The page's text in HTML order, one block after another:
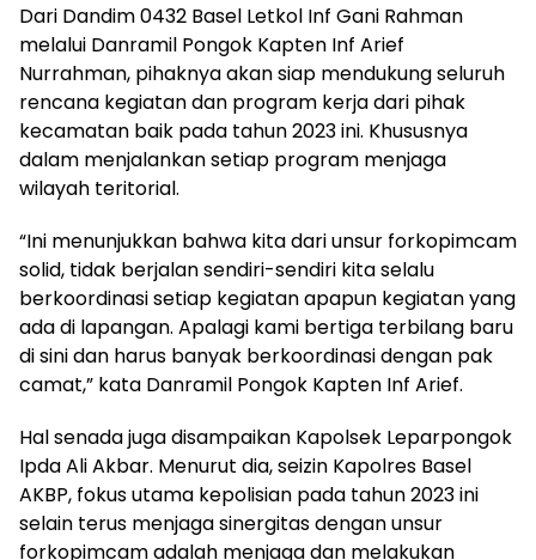
Dari Dandim 0432 Basel Letkol Inf Gani Rahman
melalui Danramil Pongok Kapten Inf Arief
Nurrahman, pihaknya akan siap mendukung seluruh
rencana kegiatan dan program kerja dari pihak
kecamatan baik pada tahun 2023 ini. Khususnya
dalam menjalankan setiap program menjaga
wilayah teritorial.
“Ini menunjukkan bahwa kita dari unsur forkopimcam
solid, tidak berjalan sendiri-sendiri kita selalu
berkoordinasi setiap kegiatan apapun kegiatan yang
ada di lapangan. Apalagi kami bertiga terbilang baru
di sini dan harus banyak berkoordinasi dengan pak
camat,” kata Danramil Pongok Kapten Inf Arief.
Hal senada juga disampaikan Kapolsek Leparpongok
Ipda Ali Akbar. Menurut dia, seizin Kapolres Basel
AKBP, fokus utama kepolisian pada tahun 2023 ini
selain terus menjaga sinergitas dengan unsur
forkopimcam adalah menjaga dan melakukan